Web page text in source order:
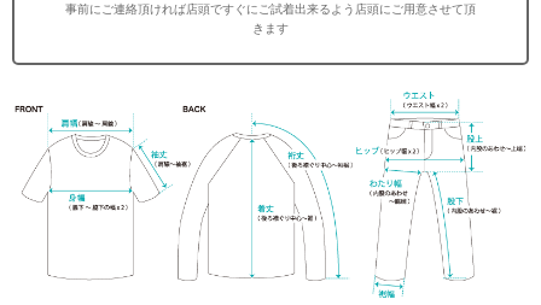
事前にご連絡頂ければ店頭ですぐにご試着出来るよう店頭にご用意させて頂
きます